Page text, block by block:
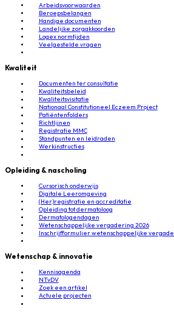
Arbeidsvoorwaarden
Beroepsbelangen
Handige documenten
Landelijke zorgakkoorden
Logex normtijden
Veelgestelde vragen
Kwaliteit
Documenten ter consultatie
Kwaliteitsbeleid
Kwaliteitsvisitatie
Nationaal Constitutioneel Eczeem Project
Patiëntenfolders
Richtlijnen
Registratie MMC
Standpunten en leidraden
Werkinstructies
Opleiding & nascholing
Cursorisch onderwijs
Digitale Leeromgeving
(Her)registratie en accreditatie
Opleiding tot dermatoloog
Dermatologendagen
Wetenschappelijke vergadering 2026
Inschrijfformulier wetenschappelijke
Wetenschap & innovatie
Kennisagenda
NTvDV
Zoek een artikel
Actuele projecten